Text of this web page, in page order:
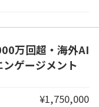
万回超・海外AI
ゲージメント
¥1,750,000